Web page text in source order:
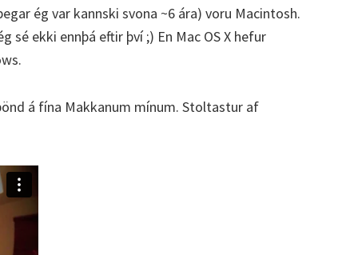
ég var kannski svona ~6 ára) voru Macintosh.
ekki ennþá eftir því ;) En Mac OS X hefur
á fína Makkanum mínum. Stoltastur af